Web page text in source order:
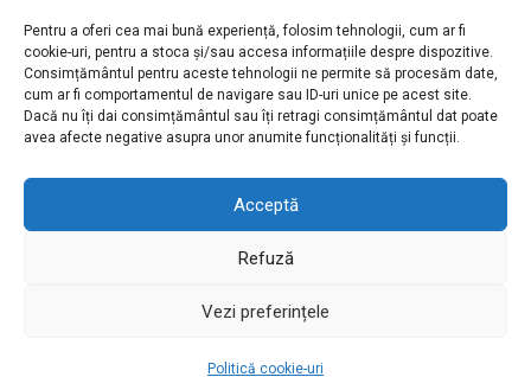
Pentru a oferi cea mai bună experiență, folosim tehnologii, cum ar fi
cookie-uri, pentru a stoca și/sau accesa informațiile despre dispozitive.
Consimțământul pentru aceste tehnologii ne permite să procesăm date,
cum ar fi comportamentul de navigare sau ID-uri unice pe acest site.
Dacă nu îți dai consimțământul sau îți retragi consimțământul dat poate
avea afecte negative asupra unor anumite funcționalități și funcții.
Acceptă
Refuză
Vezi preferințele
Politică cookie-uri
noastra!